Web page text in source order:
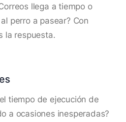
llega a tiempo o
perro a pasear? Con
la respuesta.
tiempo de ejecución de
a ocasiones inesperadas?